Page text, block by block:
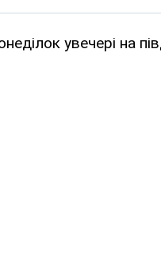
увечері на